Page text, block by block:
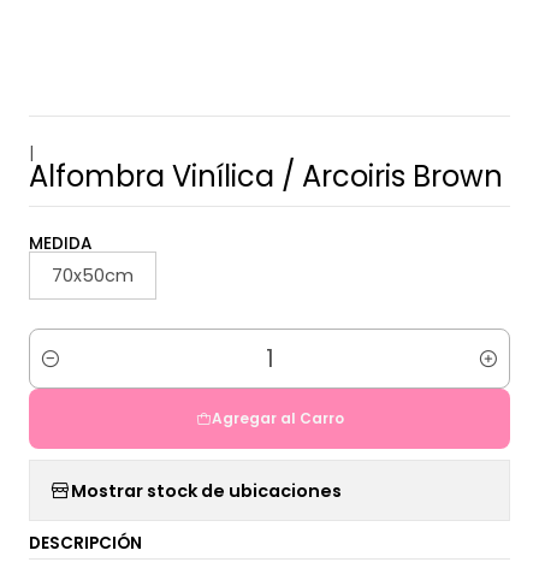
|
Alfombra Vinílica / Arcoiris Brown
MEDIDA
70x50cm
Cantidad
Agregar al Carro
Mostrar stock de ubicaciones
DESCRIPCIÓN